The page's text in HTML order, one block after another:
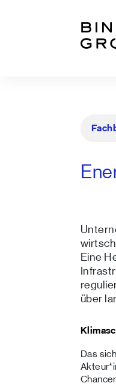
Eine
über
Das